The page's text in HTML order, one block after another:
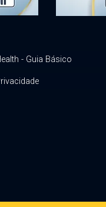
- Guia Básico